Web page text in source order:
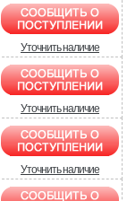
Уточнить наличие
Уточнить наличие
Уточнить наличие